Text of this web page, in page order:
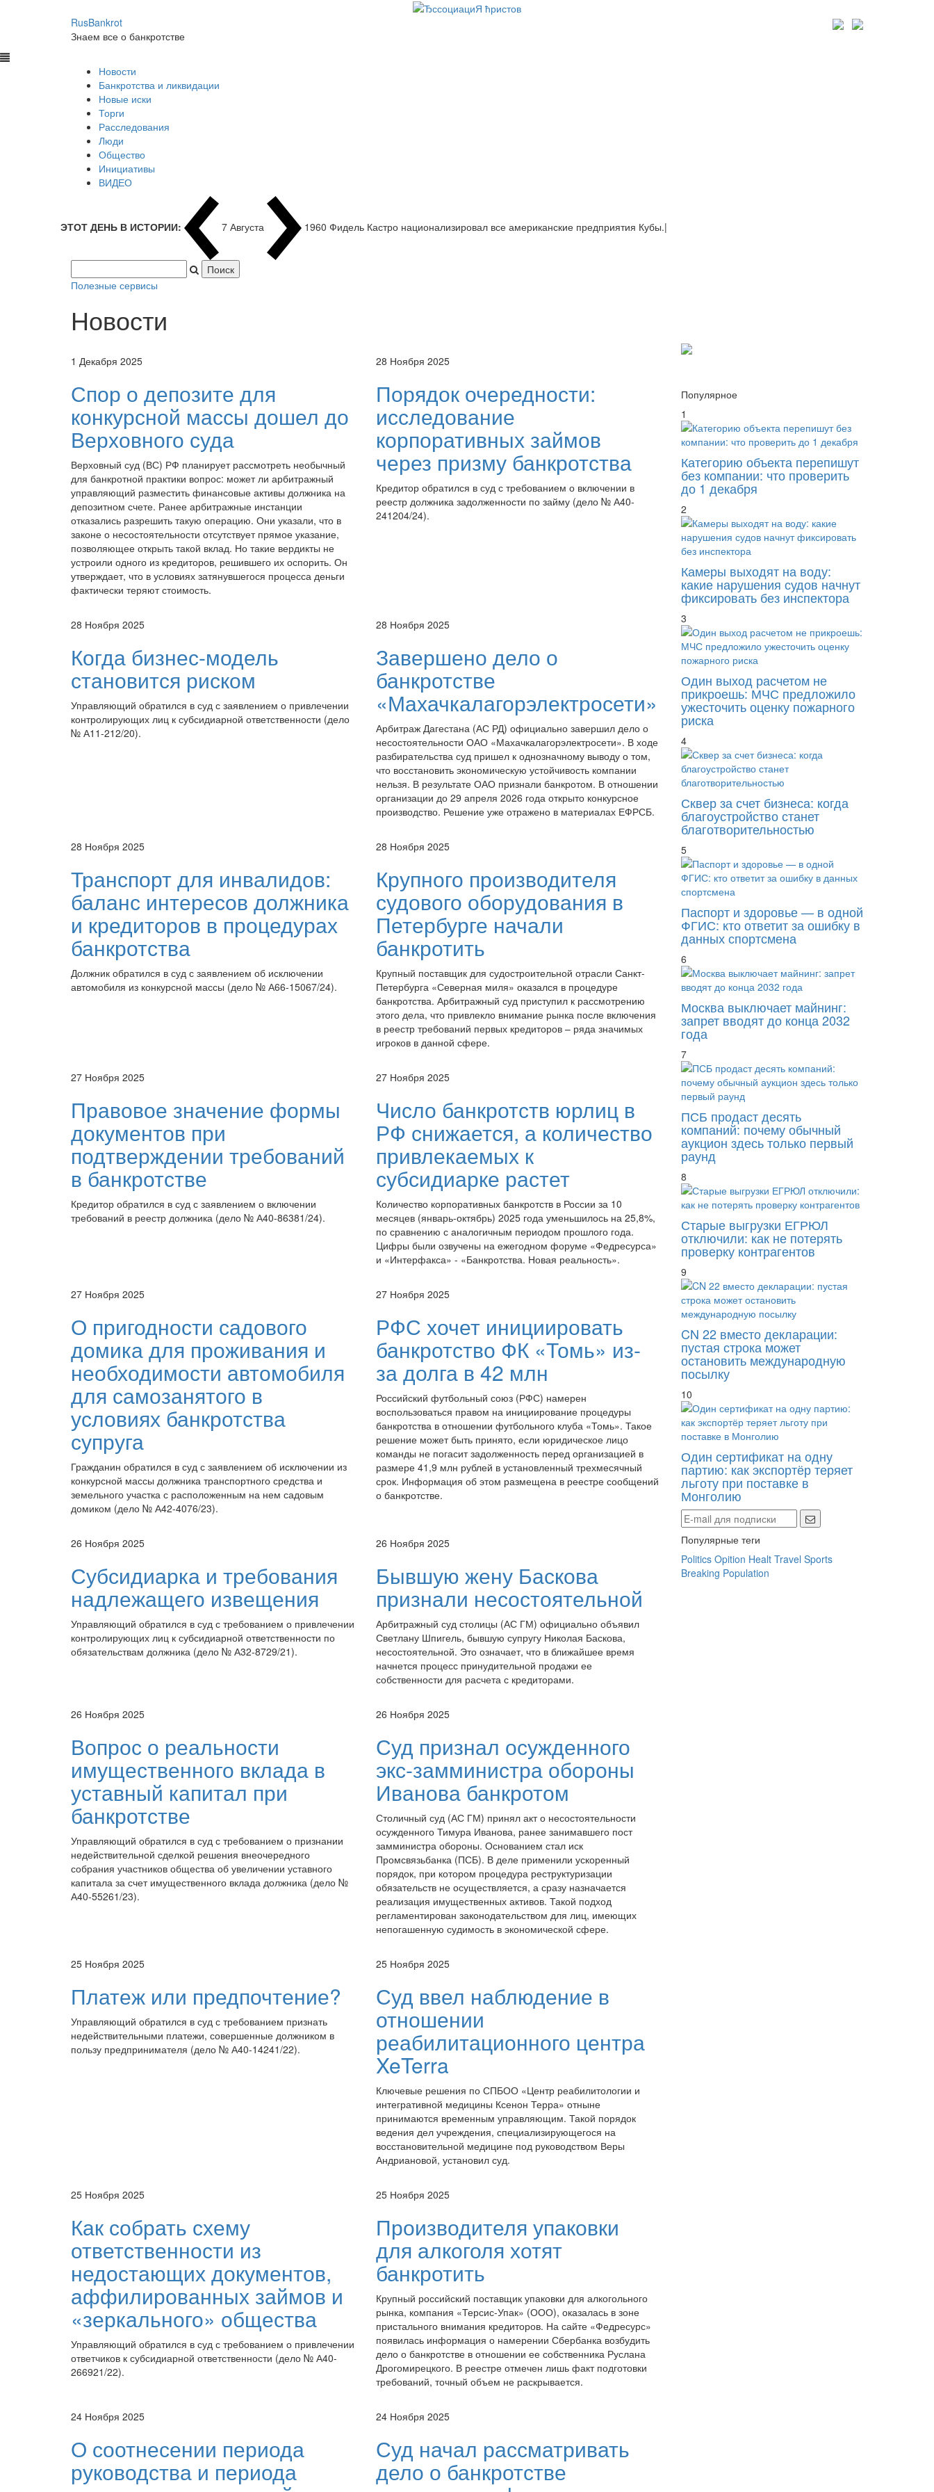
RusBankrot
Знаем все о банкротстве
Новости
Банкротства и ликвидации
Новые иски
Торги
Расследования
Люди
Общество
Инициативы
ВИДЕО
ЭТОТ ДЕНЬ В ИСТОРИИ: 7 Августа 1960 Фидель Кастро национализировал все американские предприятия Кубы.|
Полезные сервисы
Новости
1 Декабря 2025
Спор о депозите для
конкурсной массы дошел до
Верховного суда
Верховный суд (ВС) РФ планирует рассмотреть необычный
для банкротной практики вопрос: может ли арбитражный
управляющий разместить финансовые активы должника на
депозитном счете. Ранее арбитражные инстанции
отказались разрешить такую операцию. Они указали, что в
законе о несостоятельности отсутствует прямое указание,
позволяющее открыть такой вклад. Но такие вердикты не
устроили одного из кредиторов, решившего их оспорить. Он
утверждает, что в условиях затянувшегося процесса деньги
фактически теряют стоимость.
28 Ноября 2025
Порядок очередности:
исследование
корпоративных займов
через призму банкротства
Кредитор обратился в суд с требованием о включении в
реестр должника задолженности по займу (дело № А40-
241204/24).
28 Ноября 2025
Когда бизнес-модель
становится риском
Управляющий обратился в суд с заявлением о привлечении
контролирующих лиц к субсидиарной ответственности (дело
№ А11-212/20).
28 Ноября 2025
Завершено дело о
банкротстве
«Махачкалагорэлектросети»
Арбитраж Дагестана (АС РД) официально завершил дело о
несостоятельности ОАО «Махачкалагорэлектросети». В ходе
разбирательства суд пришел к однозначному выводу о том,
что восстановить экономическую устойчивость компании
нельзя. В результате ОАО признали банкротом. В отношении
организации до 29 апреля 2026 года открыто конкурсное
производство. Решение уже отражено в материалах ЕФРСБ.
28 Ноября 2025
Транспорт для инвалидов:
баланс интересов должника
и кредиторов в процедурах
банкротства
Должник обратился в суд с заявлением об исключении
автомобиля из конкурсной массы (дело № А66-15067/24).
28 Ноября 2025
Крупного производителя
судового оборудования в
Петербурге начали
банкротить
Крупный поставщик для судостроительной отрасли Санкт-
Петербурга «Северная миля» оказался в процедуре
банкротства. Арбитражный суд приступил к рассмотрению
этого дела, что привлекло внимание рынка после включения
в реестр требований первых кредиторов – ряда значимых
игроков в данной сфере.
27 Ноября 2025
Правовое значение формы
документов при
подтверждении требований
в банкротстве
Кредитор обратился в суд с заявлением о включении
требований в реестр должника (дело № А40-86381/24).
27 Ноября 2025
Число банкротств юрлиц в
РФ снижается, а количество
привлекаемых к
субсидиарке растет
Количество корпоративных банкротств в России за 10
месяцев (январь-октябрь) 2025 года уменьшилось на 25,8%,
по сравнению с аналогичным периодом прошлого года.
Цифры были озвучены на ежегодном форуме «Федресурса»
и «Интерфакса» - «Банкротства. Новая реальность».
27 Ноября 2025
О пригодности садового
домика для проживания и
необходимости автомобиля
для самозанятого в
условиях банкротства
супруга
Гражданин обратился в суд с заявлением об исключении из
конкурсной массы должника транспортного средства и
земельного участка с расположенным на нем садовым
домиком (дело № А42-4076/23).
27 Ноября 2025
РФС хочет инициировать
банкротство ФК «Томь» из-
за долга в 42 млн
Российский футбольный союз (РФС) намерен
воспользоваться правом на инициирование процедуры
банкротства в отношении футбольного клуба «Томь». Такое
решение может быть принято, если юридическое лицо
команды не погасит задолженность перед организацией в
размере 41,9 млн рублей в установленный трехмесячный
срок. Информация об этом размещена в реестре сообщений
о банкротстве.
26 Ноября 2025
Субсидиарка и требования
надлежащего извещения
Управляющий обратился в суд с требованием о привлечении
контролирующих лиц к субсидиарной ответственности по
обязательствам должника (дело № А32-8729/21).
26 Ноября 2025
Бывшую жену Баскова
признали несостоятельной
Арбитражный суд столицы (АС ГМ) официально объявил
Светлану Шпигель, бывшую супругу Николая Баскова,
несостоятельной. Это означает, что в ближайшее время
начнется процесс принудительной продажи ее
собственности для расчета с кредиторами.
26 Ноября 2025
Вопрос о реальности
имущественного вклада в
уставный капитал при
банкротстве
Управляющий обратился в суд с требованием о признании
недействительной сделкой решения внеочередного
собрания участников общества об увеличении уставного
капитала за счет имущественного вклада должника (дело №
А40-55261/23).
26 Ноября 2025
Суд признал осужденного
экс-замминистра обороны
Иванова банкротом
Столичный суд (АС ГМ) принял акт о несостоятельности
осужденного Тимура Иванова, ранее занимавшего пост
замминистра обороны. Основанием стал иск
Промсвязьбанка (ПСБ). В деле применили ускоренный
порядок, при котором процедура реструктуризации
обязательств не осуществляется, а сразу назначается
реализация имущественных активов. Такой подход
регламентирован законодательством для лиц, имеющих
непогашенную судимость в экономической сфере.
25 Ноября 2025
Платеж или предпочтение?
Управляющий обратился в суд с требованием признать
недействительными платежи, совершенные должником в
пользу предпринимателя (дело № А40-14241/22).
25 Ноября 2025
Суд ввел наблюдение в
отношении
реабилитационного центра
XeTerra
Ключевые решения по СПБОО «Центр реабилитологии и
интегративной медицины Ксенон Терра» отныне
принимаются временным управляющим. Такой порядок
ведения дел учреждения, специализирующегося на
восстановительной медицине под руководством Веры
Андриановой, установил суд.
25 Ноября 2025
Как собрать схему
ответственности из
недостающих документов,
аффилированных займов и
«зеркального» общества
Управляющий обратился в суд с требованием о привлечении
ответчиков к субсидиарной ответственности (дело № А40-
266921/22).
25 Ноября 2025
Производителя упаковки
для алкоголя хотят
банкротить
Крупный российский поставщик упаковки для алкогольного
рынка, компания «Терсис-Упак» (ООО), оказалась в зоне
пристального внимания кредиторов. На сайте «Федресурс»
появилась информация о намерении Сбербанка возбудить
дело о банкротстве в отношении ее собственника Руслана
Дрогомирецкого. В реестре отмечен лишь факт подготовки
требований, точный объем не раскрывается.
24 Ноября 2025
О соотнесении периода
руководства и периода
24 Ноября 2025
Суд начал рассматривать
дело о банкротстве
Популярное
1
Категорию объекта перепишут
без компании: что проверить
до 1 декабря
2
Камеры выходят на воду:
какие нарушения судов начнут
фиксировать без инспектора
3
Один выход расчетом не
прикроешь: МЧС предложило
ужесточить оценку пожарного
риска
4
Сквер за счет бизнеса: когда
благоустройство станет
благотворительностью
5
Паспорт и здоровье — в одной
ФГИС: кто ответит за ошибку в
данных спортсмена
6
Москва выключает майнинг:
запрет вводят до конца 2032
года
7
ПСБ продаст десять
компаний: почему обычный
аукцион здесь только первый
раунд
8
Старые выгрузки ЕГРЮЛ
отключили: как не потерять
проверку контрагентов
9
CN 22 вместо декларации:
пустая строка может
остановить международную
посылку
10
Один сертификат на одну
партию: как экспортёр теряет
льготу при поставке в
Монголию
Популярные теги
Politics Opition Healt Travel Sports
Breaking Population